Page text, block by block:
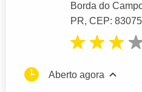
Borda do
PR, CEP:
Aberto agora